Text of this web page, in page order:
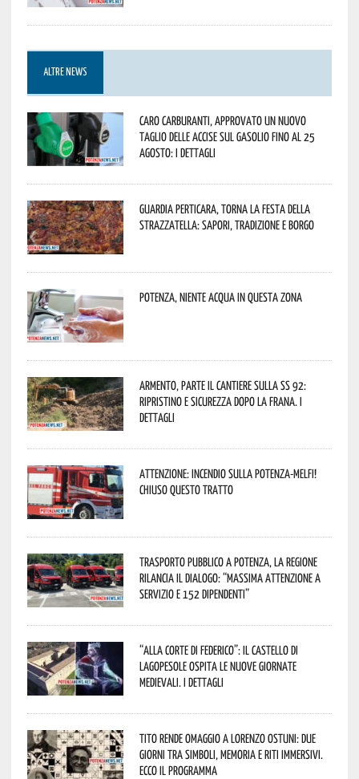
ALTRE NEWS
Caro carburanti, approvato un nuovo
taglio delle accise sul gasolio fino al 25
agosto: i dettagli
Guardia Perticara, torna la Festa della
Strazzatella: sapori, tradizione e borgo
Potenza, niente acqua in questa zona
Armento, parte il cantiere sulla SS 92:
ripristino e sicurezza dopo la frana. I
dettagli
Attenzione: incendio sulla Potenza-Melfi!
Chiuso questo tratto
Trasporto pubblico a Potenza, la Regione
rilancia il dialogo: “Massima attenzione a
servizio e 152 dipendenti”
“Alla corte di Federico”: il Castello di
Lagopesole ospita le nuove Giornate
Medievali. I dettagli
Tito rende omaggio a Lorenzo Ostuni: due
giorni tra simboli, memoria e riti immersivi.
Ecco il programma